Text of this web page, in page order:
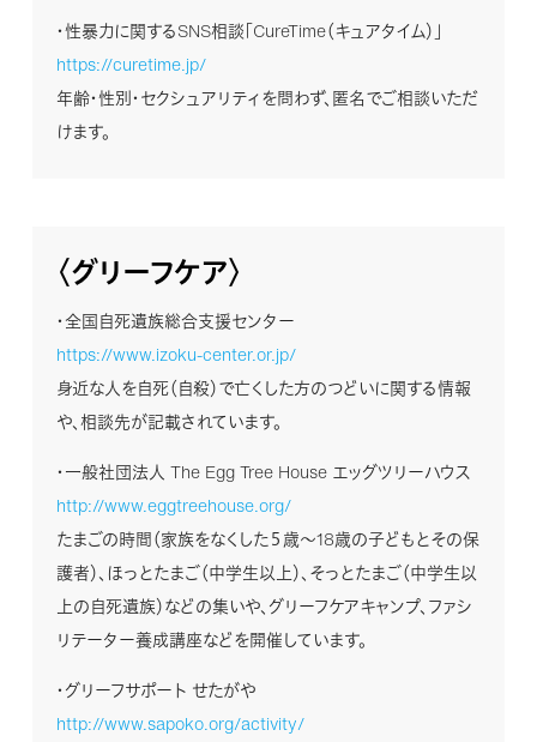
・性暴力に関するSNS相談「CureTime（キュアタイム）」
https://curetime.jp/
年齢・性別・セクシュアリティを問わず、匿名でご相談いただ
けます。
〈グリーフケア〉
・全国自死遺族総合支援センター
https://www.izoku-center.or.jp/
身近な人を自死（自殺）で亡くした方のつどいに関する情報
や、相談先が記載されています。
・⼀般社団法⼈ The Egg Tree House エッグツリーハウス
http://www.eggtreehouse.org/
たまごの時間（家族をなくした５歳～18歳の子どもとその保
護者）、ほっとたまご（中学生以上）、そっとたまご（中学生以
上の自死遺族）などの集いや、グリーフケアキャンプ、ファシ
リテーター養成講座などを開催しています。
・グリーフサポート せたがや
http://www.sapoko.org/activity/